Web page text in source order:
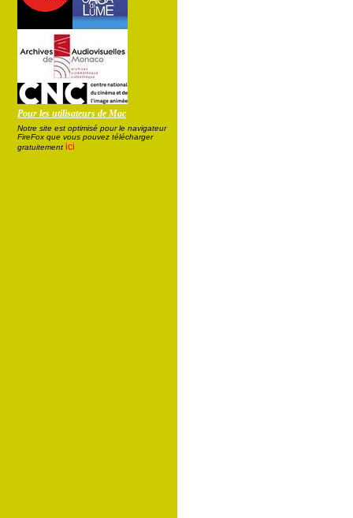
Pour les utilisateurs de Mac
Notre site est optimisé pour le navigateur
FireFox que vous pouvez télécharger
gratuitement ici